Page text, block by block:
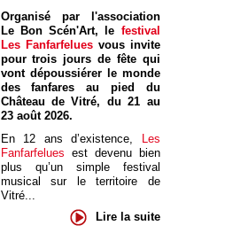
Organisé par l'association
Le Bon Scén'Art, le festival
Les Fanfarfelues vous invite
pour trois jours de fête qui
vont dépoussiérer le monde
des fanfares au pied du
Château de Vitré, du 21 au
23 août 2026.
En 12 ans d’existence, Les
Fanfarfelues est devenu bien
plus qu’un simple festival
musical sur le territoire de
Vitré...
Lire la suite